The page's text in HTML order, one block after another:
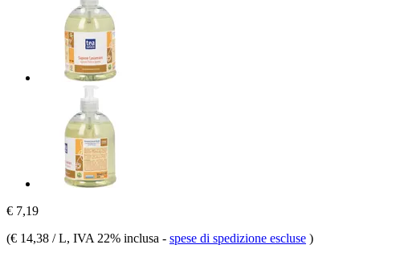
€ 7,19
(€ 14,38 / L, IVA 22% inclusa - spese di spedizione escluse )